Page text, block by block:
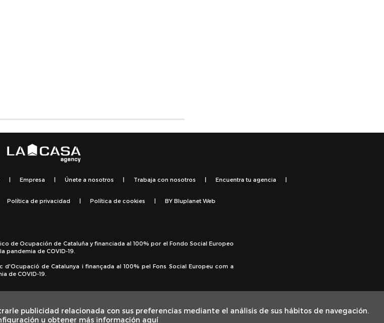
publicidad relacionada con sus preferencias mediante el análisis de sus hábitos de navegación.
u obtener más información aquí
Empresa Únete a nosotros Trabaja con nosotros Encuentra tu agencia
Política de privacidad Política de cookies BY Bluplanet Web
de Ocupación de Cataluña y financiada al 100% por el Fondo Social Europeo
pandemia de COVID-19.
d'Ocupació de Catalunya i finançada al 100% pel Fons Social Europeu com a
de COVID-19.